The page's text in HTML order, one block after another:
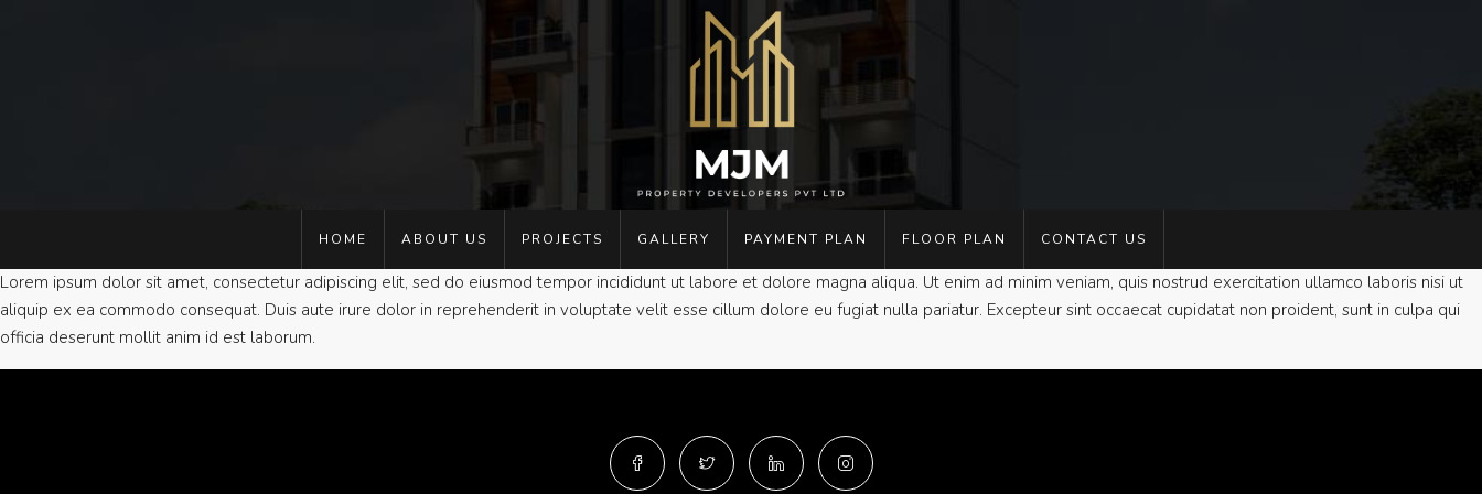
HOME ABOUT US PROJECTS GALLERY PAYMENT PLAN FLOOR PLAN CONTACT US
Lorem ipsum dolor sit amet, consectetur adipiscing elit, sed do eiusmod tempor incididunt ut labore et dolore magna aliqua. Ut enim ad minim veniam, quis nostrud exercitation ullamco laboris nisi ut
aliquip ex ea commodo consequat. Duis aute irure dolor in reprehenderit in voluptate velit esse cillum dolore eu fugiat nulla pariatur. Excepteur sint occaecat cupidatat non proident, sunt in culpa qui
officia deserunt mollit anim id est laborum.